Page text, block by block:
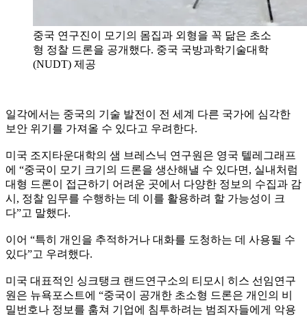
중국 연구진이 모기의 몸집과 외형을 꼭 닮은 초소
형 정찰 드론을 공개했다. 중국 국방과학기술대학
(NUDT) 제공
일각에서는 중국의 기술 발전이 전 세계 다른 국가에 심각한
보안 위기를 가져올 수 있다고 우려한다.
미국 조지타운대학의 샘 브레스닉 연구원은 영국 텔레그래프
에 “중국이 모기 크기의 드론을 생산해낼 수 있다면, 실내처럼
대형 드론이 접근하기 어려운 곳에서 다양한 정보의 수집과 감
시, 정찰 임무를 수행하는 데 이를 활용하려 할 가능성이 크
다”고 말했다.
이어 “특히 개인을 추적하거나 대화를 도청하는 데 사용될 수
있다”고 우려했다.
미국 대표적인 싱크탱크 랜드연구소의 티모시 히스 선임연구
원은 뉴욕포스트에 “중국이 공개한 초소형 드론은 개인의 비
밀번호나 정보를 훔쳐 기업에 침투하려는 범죄자들에게 악용